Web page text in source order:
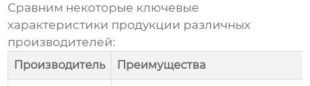
Сравним некоторые ключевые
характеристики продукции различных
производителей:
Производитель Преимущества